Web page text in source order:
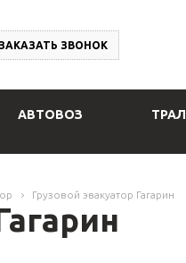
ЗАКАЗАТЬ ЗВОНОК
АВТОВОЗ ТРАЛ
Грузовой эвакуатор Гагарин